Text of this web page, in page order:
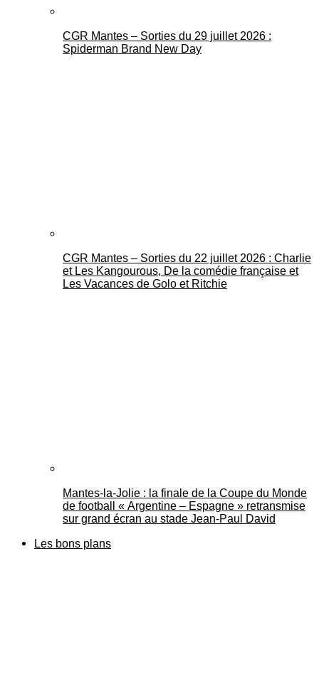
CGR Mantes – Sorties du 29 juillet 2026 :
Spiderman Brand New Day
CGR Mantes – Sorties du 22 juillet 2026 : Charlie
et Les Kangourous, De la comédie française et
Les Vacances de Golo et Ritchie
Mantes-la-Jolie : la finale de la Coupe du Monde
de football « Argentine – Espagne » retransmise
sur grand écran au stade Jean-Paul David
Les bons plans